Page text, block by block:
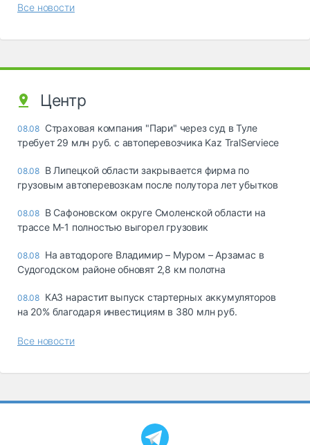
Все новости
Центр
08.08 Страховая компания "Пари" через суд в Туле
требует 29 млн руб. с автоперевозчика Kaz TralServiece
08.08 В Липецкой области закрывается фирма по
грузовым автоперевозкам после полутора лет убытков
08.08 В Сафоновском округе Смоленской области на
трассе М-1 полностью выгорел грузовик
08.08 На автодороге Владимир – Муром – Арзамас в
Судогодском районе обновят 2,8 км полотна
08.08 КАЗ нарастит выпуск стартерных аккумуляторов
на 20% благодаря инвестициям в 380 млн руб.
Все новости